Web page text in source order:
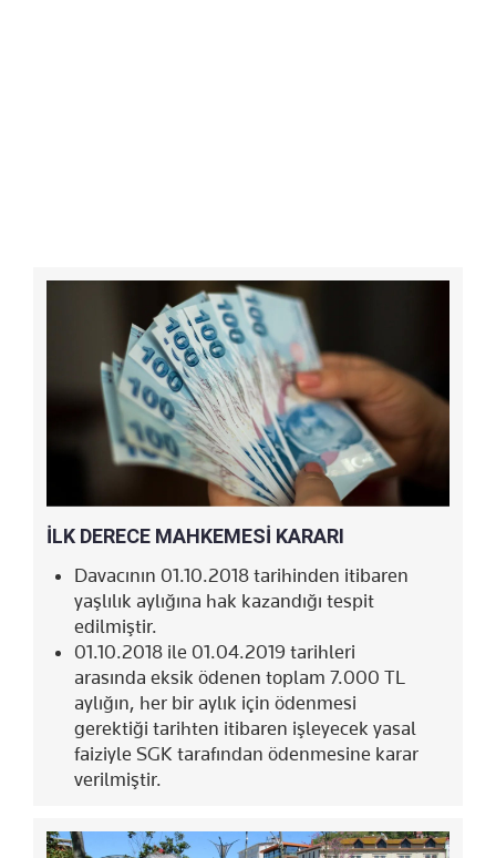
İLK DERECE MAHKEMESİ KARARI
Davacının 01.10.2018 tarihinden itibaren
yaşlılık aylığına hak kazandığı tespit
edilmiştir.
01.10.2018 ile 01.04.2019 tarihleri
arasında eksik ödenen toplam 7.000 TL
aylığın, her bir aylık için ödenmesi
gerektiği tarihten itibaren işleyecek yasal
faiziyle SGK tarafından ödenmesine karar
verilmiştir.